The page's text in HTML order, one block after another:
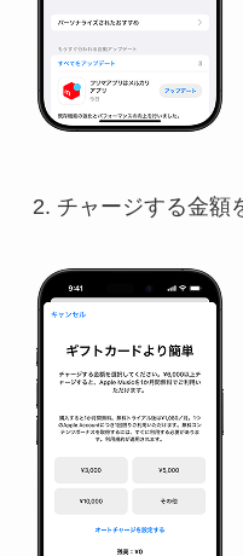
2. チャージする金額